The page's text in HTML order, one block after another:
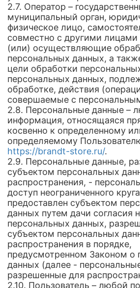
2.7. Оператор –
муниципальный орган,
физическое лицо,
совместно с другими
(или) осуществляющие
персональных данных, а
цели обработки
персональных данных,
обработке, действия
совершаемые с
2.8. Персональные данные –
информация, относящаяся
косвенно к определенному
определяемому
https://brandt-store.ru/.
2.9. Персональные данные,
субъектом персональных
распространения, -
доступ неограниченного
предоставлен субъектом
данных путем дачи согласия
персональных данных,
субъектом персональных
распространения в порядке,
предусмотренном Законом о
данных (далее -
разрешенные для
2.10. Пользователь – любой